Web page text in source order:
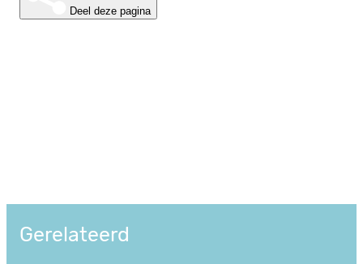
Deel deze pagina
Gerelateerd